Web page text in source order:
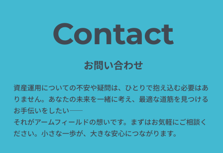
Contact
お問い合わせ
資産運用についての不安や疑問は、ひとりで抱え込む必要はあ
りません。あなたの未来を一緒に考え、最適な道筋を見つける
お手伝いをしたい――
それがアームフィールドの想いです。まずはお気軽にご相談く
ださい。小さな一歩が、大きな安心につながります。